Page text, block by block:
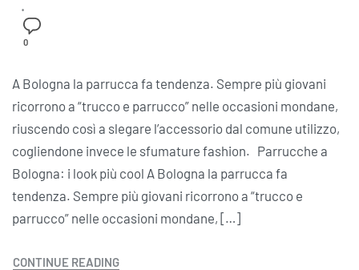
0
A Bologna la parrucca fa tendenza. Sempre più giovani
ricorrono a “trucco e parrucco” nelle occasioni mondane,
riuscendo così a slegare l’accessorio dal comune utilizzo,
cogliendone invece le sfumature fashion. Parrucche a
Bologna: i look più cool A Bologna la parrucca fa
tendenza. Sempre più giovani ricorrono a “trucco e
parrucco” nelle occasioni mondane, […]
CONTINUE READING